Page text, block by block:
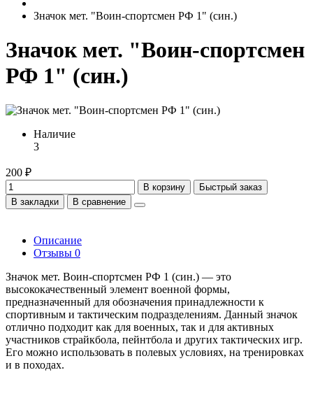
Значок мет. "Воин-спортсмен РФ 1" (син.)
Значок мет. "Воин-спортсмен
РФ 1" (син.)
Наличие
3
200 ₽
В корзину
Быстрый заказ
В закладки
В сравнение
Описание
Отзывы 0
Значок мет. Воин-спортсмен РФ 1 (син.) — это
высококачественный элемент военной формы,
предназначенный для обозначения принадлежности к
спортивным и тактическим подразделениям. Данный значок
отлично подходит как для военных, так и для активных
участников страйкбола, пейнтбола и других тактических игр.
Его можно использовать в полевых условиях, на тренировках
и в походах.